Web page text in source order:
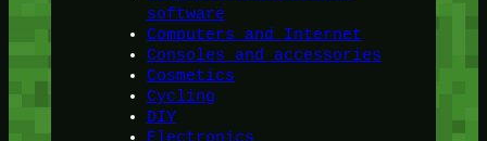
software
Computers and Internet
Consoles and accessories
Cosmetics
Cycling
DIY